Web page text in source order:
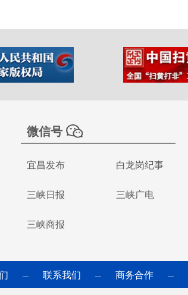
微信号
宜昌发布 白龙岗纪事
三峡日报 三峡广电
三峡商报
— 联系我们 — 商务合作 —